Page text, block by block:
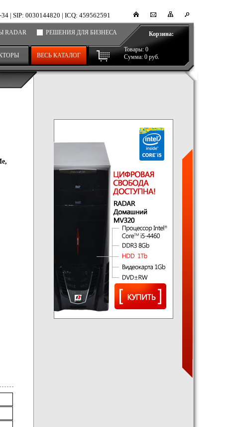
Корзина:
Товары: 0
Сумма: 0 руб.
| SIP: 0030144820 | ICQ: 459562591
RADAR РЕШЕНИЯ ДЛЯ БИЗНЕСА
ВЕСЬ КАТАЛОГ